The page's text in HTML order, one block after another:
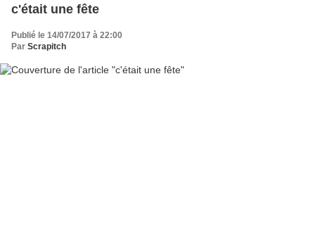
c'était une fête
Publié le 14/07/2017 à 22:00
Par Scrapitch